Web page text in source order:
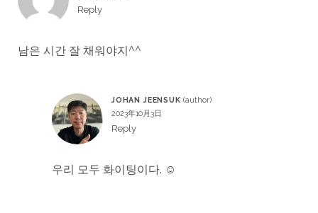
Reply
남은 시간 잘 채워야지^^
JOHAN JEENSUK
2023年10月3日
Reply
우리 모두 화이팅이다. ☺